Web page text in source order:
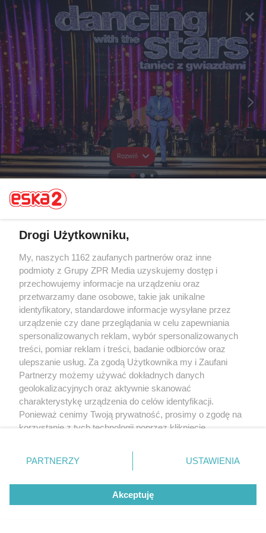
Rozwiń
Drogi Użytkowniku,
My, naszych 1162 zaufanych partnerów oraz inne
podmioty z Grupy ZPR Media uzyskujemy dostęp i
przechowujemy informacje na urządzeniu oraz
przetwarzamy dane osobowe, takie jak unikalne
identyfikatory, standardowe informacje wysyłane przez
urządzenie czy dane przeglądania w celu zapewniania
spersonalizowanych reklam, wybór spersonalizowanych
treści, pomiar reklam i treści, badanie odbiorców oraz
ulepszanie usług. Za zgodą Użytkownika my i Zaufani
Partnerzy możemy używać dokładnych danych
geolokalizacyjnych oraz aktywnie skanować
charakterystykę urządzenia do celów identyfikacji.
Ponieważ cenimy Twoją prywatność, prosimy o zgodę na
korzystanie z tych technologii poprzez kliknięcie
zmienić/wycofać klikając przycisk ustawień prywatności
znajdujący się w lewym dolnym rogu strony
rodzaje przetwarzania danych nie wymagają zgody
użytkownika, ale masz prawo sprzeciwić się takiemu
przetwarzaniu. Preferencje będą miały zastosowanie tylko
PARTNERZY USTAWIENIA
Akceptuję